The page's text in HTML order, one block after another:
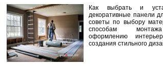
Как выбрать и
декоративные панели
советы по выбору
способам
оформлению
создания стильного